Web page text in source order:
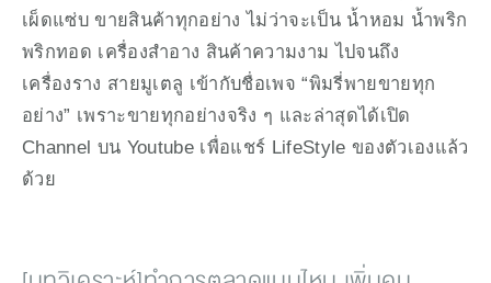
เผ็ดแซ่บ ขายสินค้าทุกอย่าง ไม่ว่าจะเป็น น้ำหอม น้ำพริก
พริกทอด เครื่องสำอาง สินค้าความงาม ไปจนถึง
เครื่องราง สายมูเตลู เข้ากับชื่อเพจ “พิมรี่พายขายทุก
อย่าง” เพราะขายทุกอย่างจริง ๆ และล่าสุดได้เปิด
Channel บน Youtube เพื่อแชร์ LifeStyle ของตัวเองแล้ว
ด้วย